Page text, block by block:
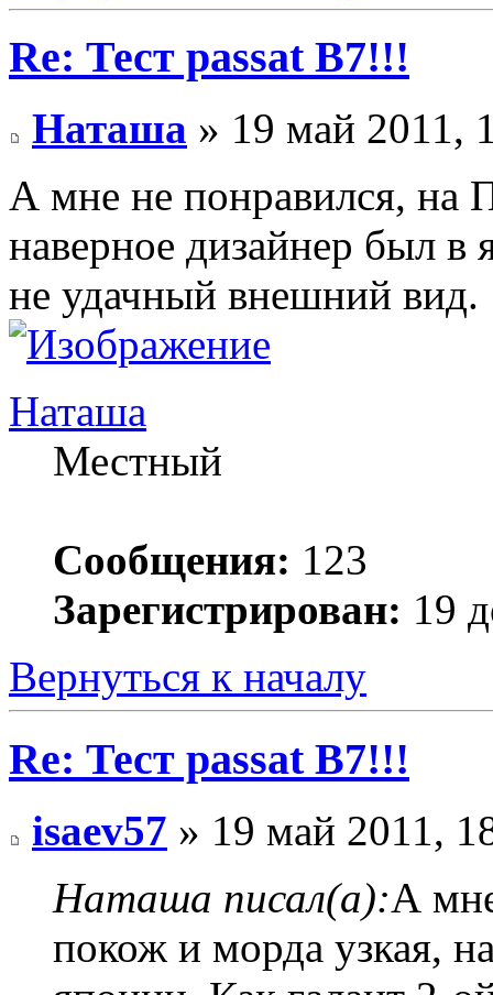
Re: Тест passat B7!!!
Наташа » 19 май 2011,
А мне не понравился, на
наверное дизайнер был в
не удачный внешний вид.
Наташа
Местный
Сообщения: 123
Зарегистрирован: 19
Вернуться к началу
Re: Тест passat B7!!!
isaev57 » 19 май 2011,
Наташа писал(а):А
покож и морда узкая,